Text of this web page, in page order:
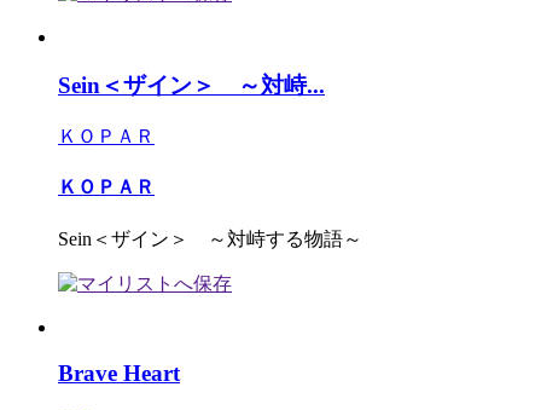
Sein＜ザイン＞ ～対峙...
ＫＯＰＡＲ
ＫＯＰＡＲ
Sein＜ザイン＞ ～対峙する物語～
Brave Heart